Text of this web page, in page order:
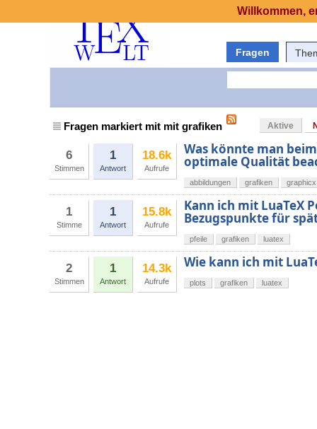
Fragen
Fragen markiert mit mit grafiken Aktive
6
Stimmen
1
Antwort
18.6k
Aufrufe
Was könnte man
optimale Qualität
abbildungen grafiken graphicx
1
Stimme
1
Antwort
15.8k
Aufrufe
Kann ich mit LuaTeX
Bezugspunkte für
pfeile grafiken luatex
2
Stimmen
1
Antwort
14.3k
Aufrufe
Wie kann ich mit
plots grafiken luatex
Willkommen,